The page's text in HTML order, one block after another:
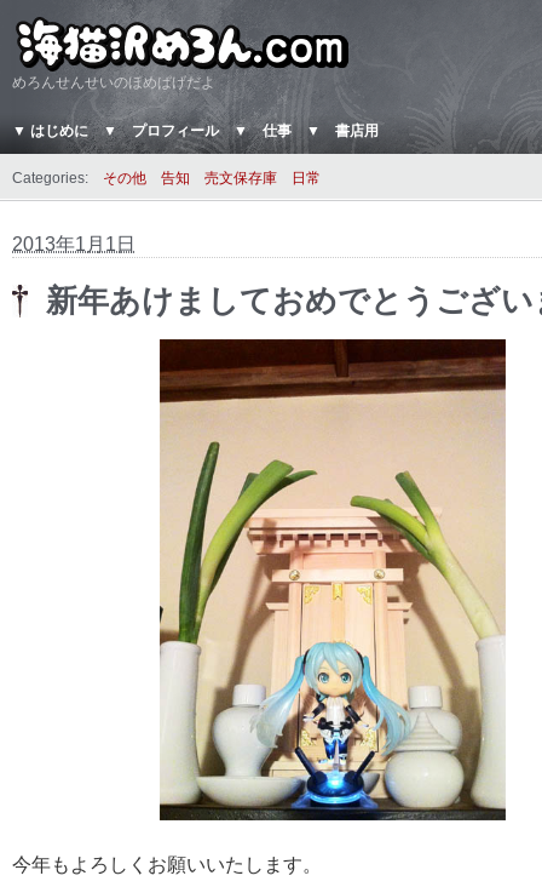
めろんせんせいのほめぱげだよ
▼ はじめに ▼ プロフィール ▼ 仕事 ▼ 書店用
Categories: その他 告知 売文保存庫 日常
2013年1月1日
新年あけましておめでとうござい
今年もよろしくお願いいたします。